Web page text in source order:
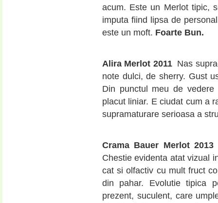
acum. Este un Merlot tipic,
imputa fiind lipsa de
este un moft. Foarte Bun.
Alira Merlot 2011 Nas
note dulci, de sherry. Gust
Din punctul meu de
placut liniar. E ciudat cum a
supramaturare serioasa a
Crama Bauer Merlot 2013
Chestie evidenta atat vizual
cat si olfactiv cu mult fruct
din pahar. Evolutie tipica
prezent, suculent, care